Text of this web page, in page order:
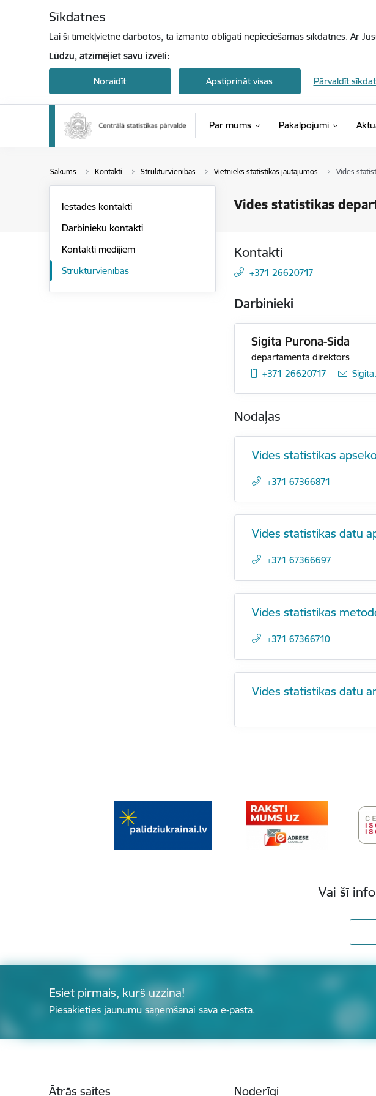
Sīkdatnes
Lai šī tīmekļvietne darbotos, tā izmanto obligāti nepieciešamās sīkdatnes. Ar
Lūdzu, atzīmējiet savu izvēli:
Noraidīt Apstiprināt visas Pārvaldīt
Par mums Pakalpojumi
Sākums Kontakti Struktūrvienības Vietnieks statistikas jautājumos Vides
Vides statistikas
Iestādes kontakti
Darbinieku kontakti
Kontakti medijiem
Struktūrvienības
Kontakti
+371 26620717
Darbinieki
Sigita Purona-Sida
departamenta direktors
+371 26620717
E-
Nodaļas
Vides statistikas
+371 67366871
Vides statistikas datu
+371 67366697
Vides statistikas
+371 67366710
Vides statistikas datu
Vai šī
Esiet pirmais, kurš uzzina!
Piesakieties jaunumu saņemšanai savā e-pastā.
Ātrās saites Noderīgi